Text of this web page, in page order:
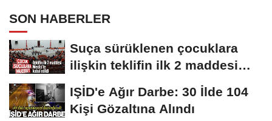
SON HABERLER
Suça sürüklenen çocuklara
ilişkin teklifin ilk 2 maddesi
kabul edildi
IŞİD'e Ağır Darbe: 30 İlde 104
Kişi Gözaltına Alındı